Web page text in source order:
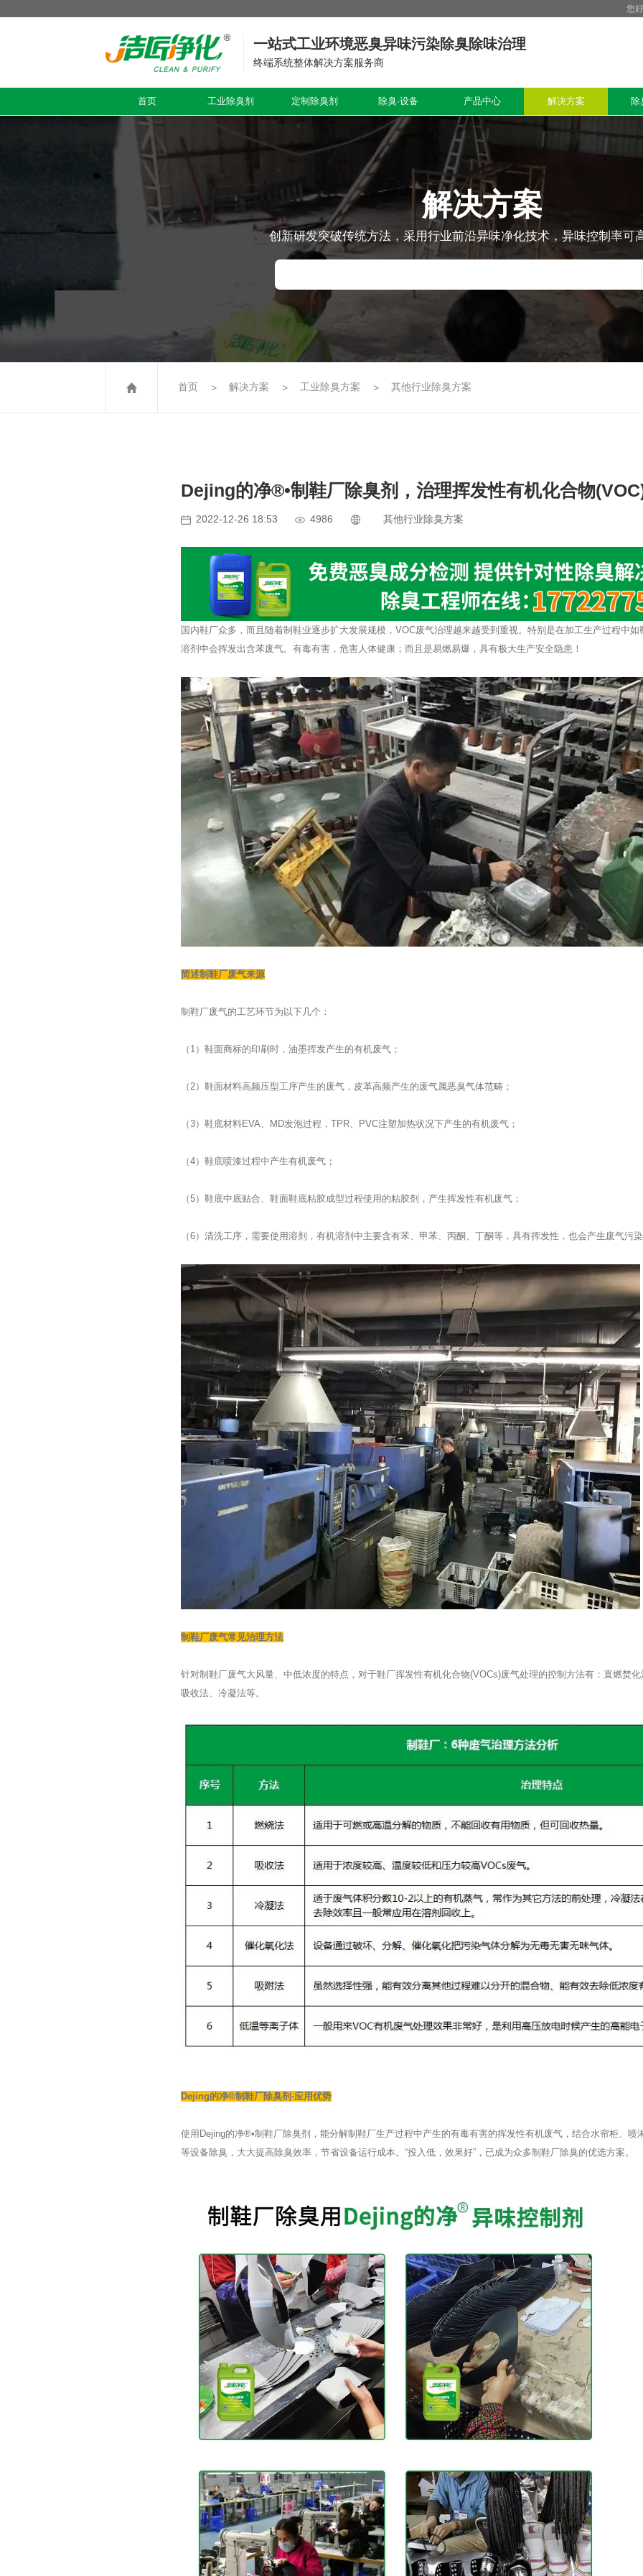
您
一站式工业环境恶臭异味污染除臭除味治理
终端系统整体解决方案服务商
首页 工业除臭剂 定制除臭剂 除臭·设备 产品中心 解决方案 除
解决方案
创新研发突破传统方法，采用行业前沿异味净化技术，异味控制率可
首页 解决方案 工业除臭方案 其他行业除臭方案
Dejing的净®•制鞋厂除臭剂，治理挥发性有机化合物
2022-12-26 18:53 4986 其他行业除臭方案
国内鞋厂众多，而且随着制鞋业逐步扩大发展规模，VOC废气治理越来越受到重视。特别是在加工生产过程中
溶剂中会挥发出含苯废气。有毒有害，危害人体健康；而且是易燃易爆，具有极大生产安全隐患！
简述制鞋厂废气来源
制鞋厂废气的工艺环节为以下几个：
（1）鞋面商标的印刷时，油墨挥发产生的有机废气；
（2）鞋面材料高频压型工序产生的废气，皮革高频产生的废气属恶臭气体范畴；
（3）鞋底材料EVA、MD发泡过程，TPR、PVC注塑加热状况下产生的有机废气；
（4）鞋底喷漆过程中产生有机废气；
（5）鞋底中底贴合、鞋面鞋底粘胶成型过程使用的粘胶剂，产生挥发性有机废气；
（6）清洗工序，需要使用溶剂，有机溶剂中主要含有苯、甲苯、丙酮、丁酮等，具有挥发性，也会产生废气污染
制鞋厂废气常见治理方法
针对制鞋厂废气大风量、中低浓度的特点，对于鞋厂挥发性有机化合物(VOCs)废气处理的控制方法有：直燃焚化
吸收法、冷凝法等。
Dejing的净®制鞋厂除臭剂·应用优势
使用Dejing的净®•制鞋厂除臭剂，能分解制鞋厂生产过程中产生的有毒有害的挥发性有机废气，结合水帘柜、喷
等设备除臭，大大提高除臭效率，节省设备运行成本。“投入低，效果好”，已成为众多制鞋厂除臭的优选方案。